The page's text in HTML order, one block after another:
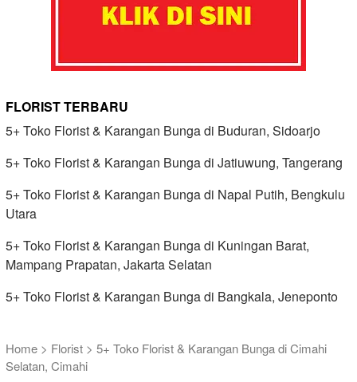
FLORIST TERBARU
5+ Toko Florist & Karangan Bunga di Buduran, Sidoarjo
5+ Toko Florist & Karangan Bunga di Jatiuwung, Tangerang
5+ Toko Florist & Karangan Bunga di Napal Putih, Bengkulu
Utara
5+ Toko Florist & Karangan Bunga di Kuningan Barat,
Mampang Prapatan, Jakarta Selatan
5+ Toko Florist & Karangan Bunga di Bangkala, Jeneponto
Home > Florist > 5+ Toko Florist & Karangan Bunga di Cimahi
Selatan, Cimahi